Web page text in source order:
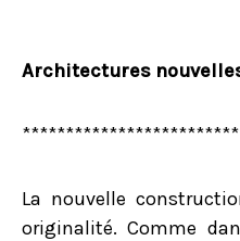
Architectures
La nouvelle
originalité. Comme